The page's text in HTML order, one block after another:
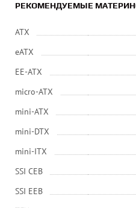
РЕКОМЕНДУЕМЫЕ
ATX
eATX
EE-ATX
micro-ATX
mini-ATX
mini-DTX
mini-ITX
SSI CEB
SSI EEB